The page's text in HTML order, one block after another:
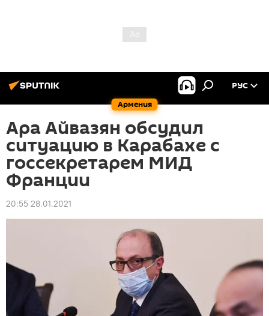
Армения
РУС
Ара Айвазян обсудил
ситуацию в Карабахе с
госсекретарем МИД
Франции
20:55 28.01.2021